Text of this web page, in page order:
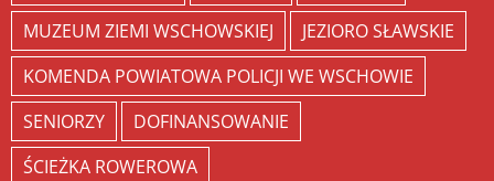
MUZEUM ZIEMI WSCHOWSKIEJ
JEZIORO SŁAWSKIE
KOMENDA POWIATOWA POLICJI WE WSCHOWIE
SENIORZY
DOFINANSOWANIE
ŚCIEŻKA ROWEROWA